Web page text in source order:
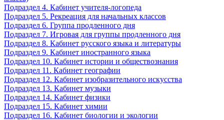
Подраздел 4. Кабинет учителя-логопеда
Подраздел 5. Рекреация для начальных классов
Подраздел 6. Группа продленного дня
Подраздел 7. Игровая для группы продленного дня
Подраздел 8. Кабинет русского языка и литературы
Подраздел 9. Кабинет иностранного языка
Подраздел 10. Кабинет истории и обществознания
Подраздел 11. Кабинет географии
Подраздел 12. Кабинет изобразительного искусства
Подраздел 13. Кабинет музыки
Подраздел 14. Кабинет физики
Подраздел 15. Кабинет химии
Подраздел 16. Кабинет биологии и экологии